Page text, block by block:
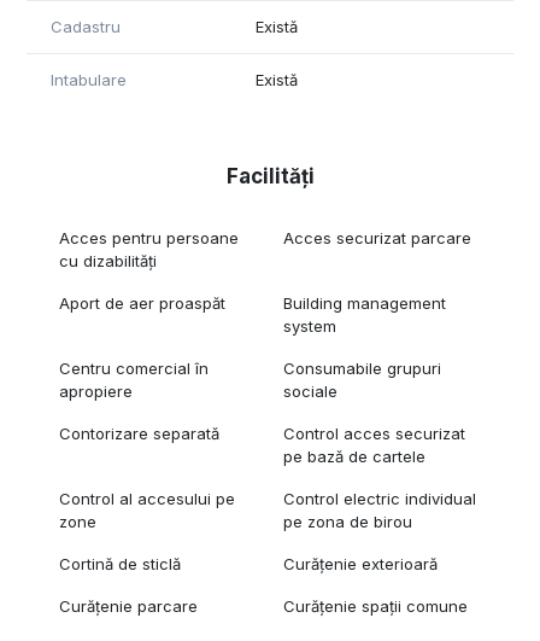
Cadastru Există
Intabulare Există
Facilități
Acces pentru persoane
cu dizabilități
Acces securizat parcare
Aport de aer proaspăt
Building management
system
Centru comercial în
apropiere
Consumabile grupuri
sociale
Contorizare separată
Control acces securizat
pe bază de cartele
Control al accesului pe
zone
Control electric individual
pe zona de birou
Cortină de sticlă Curățenie exterioară
Curățenie parcare Curățenie spații comune